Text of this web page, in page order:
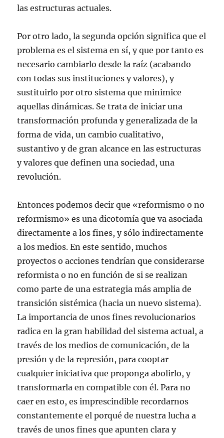
las estructuras actuales.
Por otro lado, la segunda opción significa que el
problema es el sistema en sí, y que por tanto es
necesario cambiarlo desde la raíz (acabando
con todas sus instituciones y valores), y
sustituirlo por otro sistema que minimice
aquellas dinámicas. Se trata de iniciar una
transformación profunda y generalizada de la
forma de vida, un cambio cualitativo,
sustantivo y de gran alcance en las estructuras
y valores que definen una sociedad, una
revolución.
Entonces podemos decir que «reformismo o no
reformismo» es una dicotomía que va asociada
directamente a los fines, y sólo indirectamente
a los medios. En este sentido, muchos
proyectos o acciones tendrían que considerarse
reformista o no en función de si se realizan
como parte de una estrategia más amplia de
transición sistémica (hacia un nuevo sistema).
La importancia de unos fines revolucionarios
radica en la gran habilidad del sistema actual, a
través de los medios de comunicación, de la
presión y de la represión, para cooptar
cualquier iniciativa que proponga abolirlo, y
transformarla en compatible con él. Para no
caer en esto, es imprescindible recordarnos
constantemente el porqué de nuestra lucha a
través de unos fines que apunten clara y